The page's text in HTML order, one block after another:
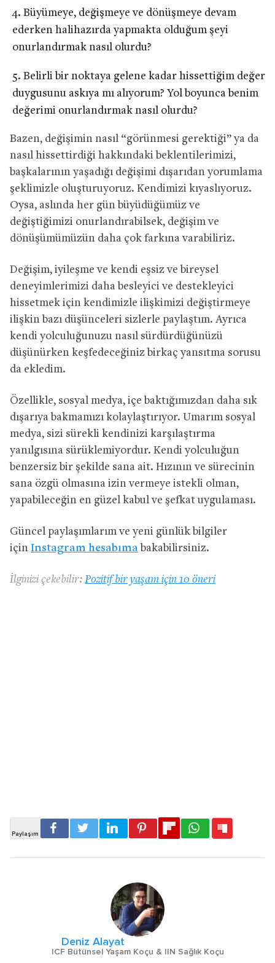
Büyümeye, değişmeye ve dönüşmeye devam
ederken halihazırda yapmakta olduğum şeyi
onurlandırmak nasıl olurdu?
Belirli bir noktaya gelene kadar hissettiğim değer
duygusunu askıya mı alıyorum? Yol boyunca benim
değerimi onurlandırmak nasıl olurdu?
Bazen, değişimin nasıl “görünmesi gerektiği” ya da
nasıl hissettirdiği hakkındaki beklentilerimizi,
başkalarının yaşadığı değişimi dışarıdan yorumlama
şeklimizle oluşturuyoruz. Kendimizi kıyaslıyoruz.
Oysa, aslında her gün büyüdüğümüz ve
değiştiğimizi onurlandırabilsek, değişim ve
dönüşümümüzün daha çok farkına varabiliriz.
Değişim, iyileşme ve kendi eşsiz ve bireysel
deneyimlerimizi daha besleyici ve destekleyici
hissetmek için kendimizle ilişkimizi değiştirmeye
ilişkin bazı düşünceleri sizlerle paylaştım. Ayrıca
kendi yolculuğunuzu nasıl sürdürdüğünüzü
düşünürken keşfedeceğiniz birkaç yansıtma sorusu
da ekledim.
Özellikle, sosyal medya, içe baktığımızdan daha sık
dışarıya bakmamızı kolaylaştırıyor. Umarım sosyal
medya, sizi sürekli kendinizi karşılaştırma
yanılgısına sürüklemiyordur. Kendi yolculuğun
benzersiz bir şekilde sana ait. Hızının ve sürecinin
sana özgü olmasına izin vermeye istekli olman,
yapabileceğin en güzel kabul ve şefkat uygulaması.
Güncel paylaşımlarım ve yeni günlük bilgiler
için Instagram hesabıma bakabilirsiniz.
İlginizi çekebilir: Pozitif bir yaşam için 10 öneri
Deniz Alayat
ICF Bütünsel Yaşam Koçu & IIN Sağlık Koçu